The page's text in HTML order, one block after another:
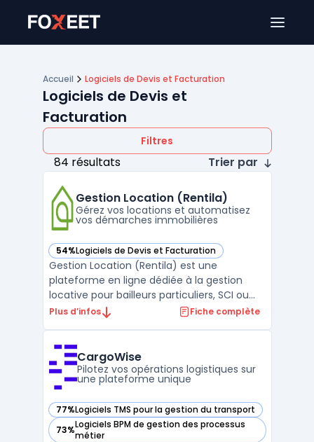
Accueil Logiciels de Devis et Facturation
Logiciels de Devis et
Facturation
Filtres
84 résultats Trier par
Gestion Location (Rentila)
Gérez vos locations et automatisez
vos démarches immobilières
54%Logiciels de Devis et Facturation
— voir Gestion Location (Rentila) dans cette catégorie
Gestion Location (Rentila) est une
plateforme en ligne dédiée à la gestion
locative pour bailleurs particuliers, SCI ou
petites sociétés. L’outil centralise les étapes
contrats, automatisation des documents
réglement ...
Plus d’infos Fiche complète
CargoWise
Pilotez vos opérations logistiques sur
une plateforme unique
77%Logiciels TMS pour la gestion du transport
— voir CargoWise dans cette catégorie
73%Logiciels BPM de gestion des processus
métier
— voir CargoWise dans cette catégorie